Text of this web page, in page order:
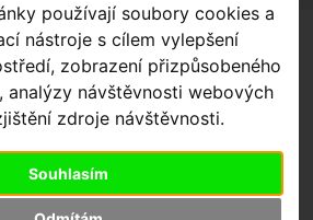
používají soubory cookies a
nástroje s cílem vylepšení
zobrazení přizpůsobeného
analýzy návštěvnosti webových
zdroje návštěvnosti.
Souhlasím
ZTRATILI
SL EXPERT BIB
MIXTAPE
- Black X-Small